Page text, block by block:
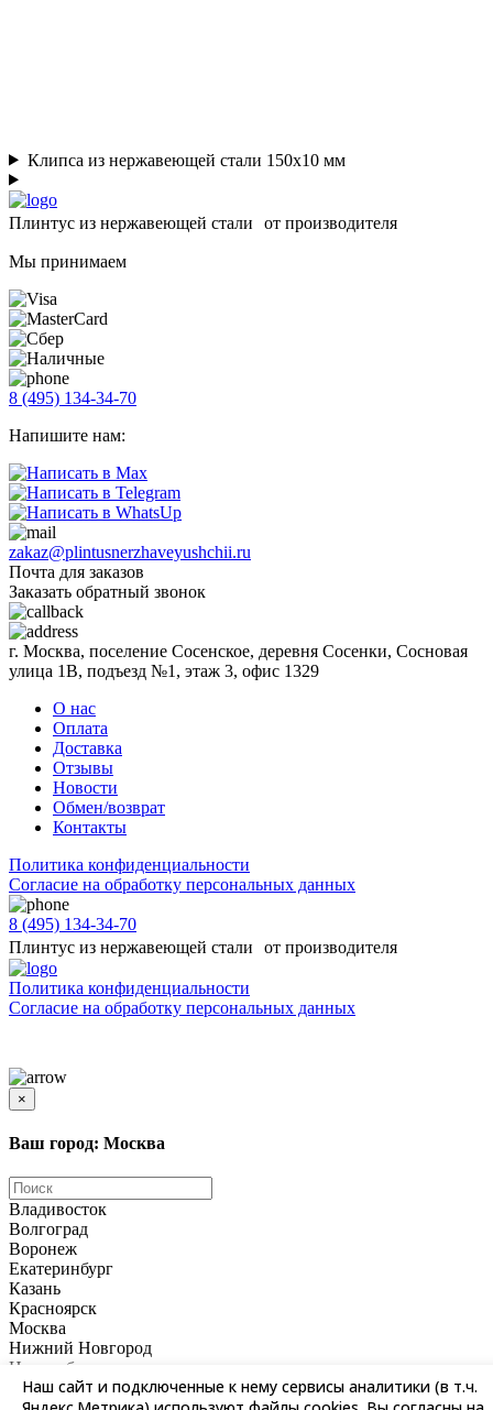
Клипса из нержавеющей стали 150х10 мм
Плинтус из нержавеющей стали от производителя
Мы принимаем
8 (495) 134-34-70
Напишите нам:
zakaz@plintusnerzhaveyushchii.ru
Почта для заказов
Заказать обратный звонок
г. Москва, поселение Сосенское, деревня Сосенки, Сосновая
улица 1В, подъезд №1, этаж 3, офис 1329
О нас
Оплата
Доставка
Отзывы
Новости
Обмен/возврат
Контакты
Политика конфиденциальности
Согласиe на обработку персональных данных
8 (495) 134-34-70
Плинтус из нержавеющей стали от производителя
Политика конфиденциальности
Согласиe на обработку персональных данных
Наш сайт и подключенные к нему сервисы аналитики (в т.ч.
×
Ваш город: Москва
Владивосток
Волгоград
Воронеж
Екатеринбург
Казань
Красноярск
Москва
Нижний Новгород
Новосибирск
Омск